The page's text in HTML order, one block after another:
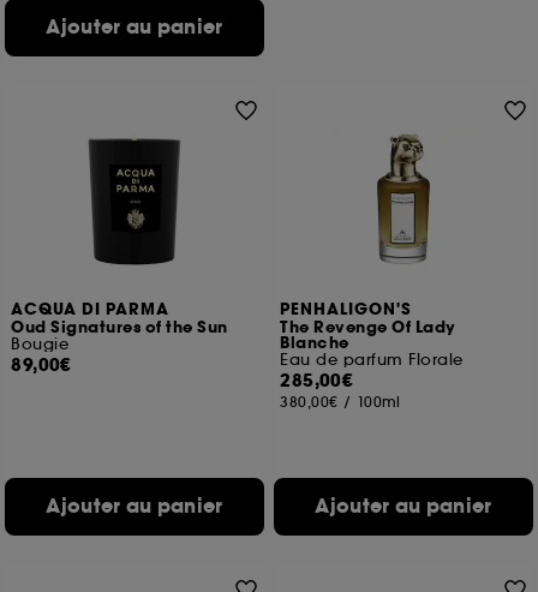
Ajouter au panier
ACQUA DI PARMA
Oud Signatures of the Sun
Bougie
89,00€
Ajouter au panier
PENHALIGON'S
The Revenge Of Lady
Blanche
Eau de parfum Florale
285,00€
380,00€ / 100ml
Ajouter au panier